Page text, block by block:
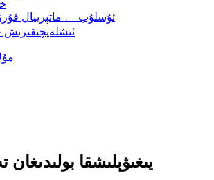
ئۇسلۇب 、 ماتېرىيال
ئىشلەپچىقىرىش
يىغىۋېلىشقا